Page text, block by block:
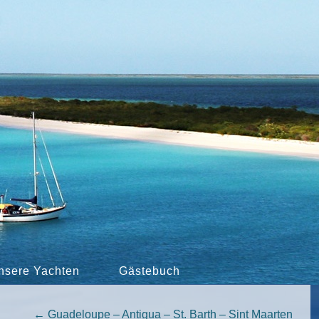
Yachten Gästebuch
← Guadeloupe – Antigua – St. Barth – Sint Maarten